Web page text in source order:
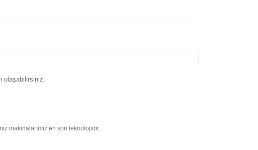
ulaşabilirsiniz.
makinalarımız en son teknolojidir.